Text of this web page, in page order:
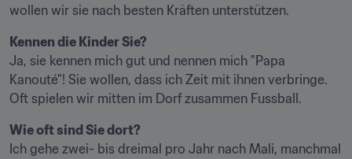
wollen wir sie nach besten Kräften unterstützen.
Kennen die Kinder Sie?
Ja, sie kennen mich gut und nennen mich "Papa
Kanouté"! Sie wollen, dass ich Zeit mit ihnen verbringe.
Oft spielen wir mitten im Dorf zusammen Fussball.
Wie oft sind Sie dort?
Ich gehe zwei- bis dreimal pro Jahr nach Mali, manchmal